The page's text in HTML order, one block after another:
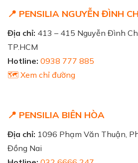
📍 PENSILIA NGUYỄN ĐÌNH
Địa chỉ: 413 – 415 Nguyễn Đình
TP.HCM
Hotline: 0938 777 885
🗺️ Xem chỉ đường
📍 PENSILIA BIÊN HÒA
Địa chỉ: 1096 Phạm Văn Thuận,
Đồng Nai